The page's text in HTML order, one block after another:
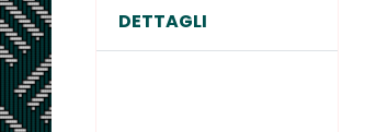
DETTAGLI